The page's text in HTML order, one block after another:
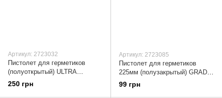
Артикул: 2723032
Пистолет для герметиков
(полуоткрытый) ULTRA
(2723032)
250 грн
Артикул: 2723085
Пистолет для герметиков
225мм (полузакрытый) GRAD
(2723085)
99 грн